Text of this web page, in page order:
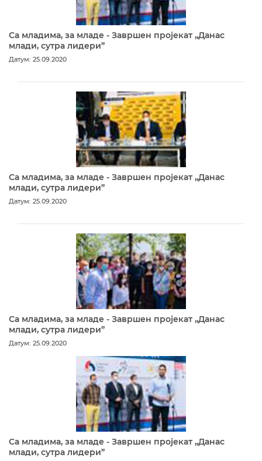
Са младима, за младе - Завршен пројекат „Данас
млади, сутра лидери”
Датум: 25.09.2020
Са младима, за младе - Завршен пројекат „Данас
млади, сутра лидери”
Датум: 25.09.2020
Са младима, за младе - Завршен пројекат „Данас
млади, сутра лидери”
Датум: 25.09.2020
Са младима, за младе - Завршен пројекат „Данас
млади, сутра лидери”